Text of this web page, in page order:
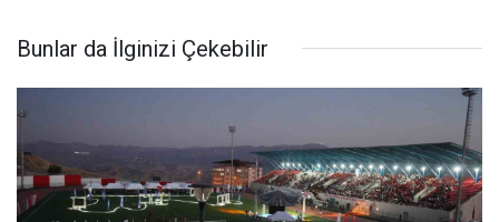
Bunlar da İlginizi Çekebilir